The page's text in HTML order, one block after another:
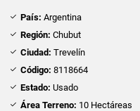
País: Argentina
Región: Chubut
Ciudad: Trevelín
Código: 8118664
Estado: Usado
Área Terreno: 10 Hectáreas